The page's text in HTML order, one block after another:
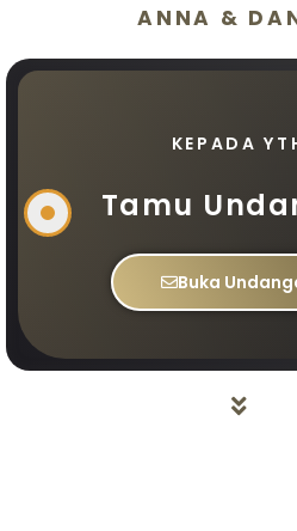
ANNA &
KEPADA
Tamu
Buka